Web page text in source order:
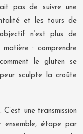
pas de suivre une
et les tours de
n’est plus de
: comprendre
le gluten se
sculpte la croûte
une transmission
ensemble, étape par